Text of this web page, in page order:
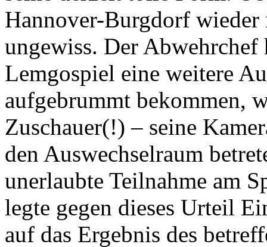
Hannover-Burgdorf
ungewiss. Der Abwehrchef
Lemgospiel eine weitere
aufgebrummt bekommen,
Zuschauer(!) – seine
den Auswechselraum
unerlaubte Teilnahme am
legte gegen dieses Urteil
auf das Ergebnis des